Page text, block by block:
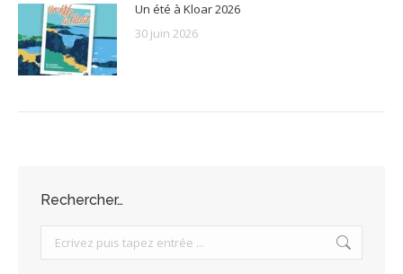
Un été à Kloar 2026
30 juin 2026
Rechercher…
Search: